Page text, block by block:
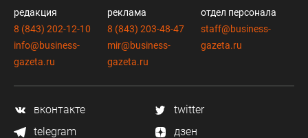
редакция
8 (843) 202-12-10
info@business-
gazeta.ru
реклама
8 (843) 203-48-47
mir@business-
gazeta.ru
отдел персонала
staff@business-
gazeta.ru
вконтакте
twitter
telegram
дзен